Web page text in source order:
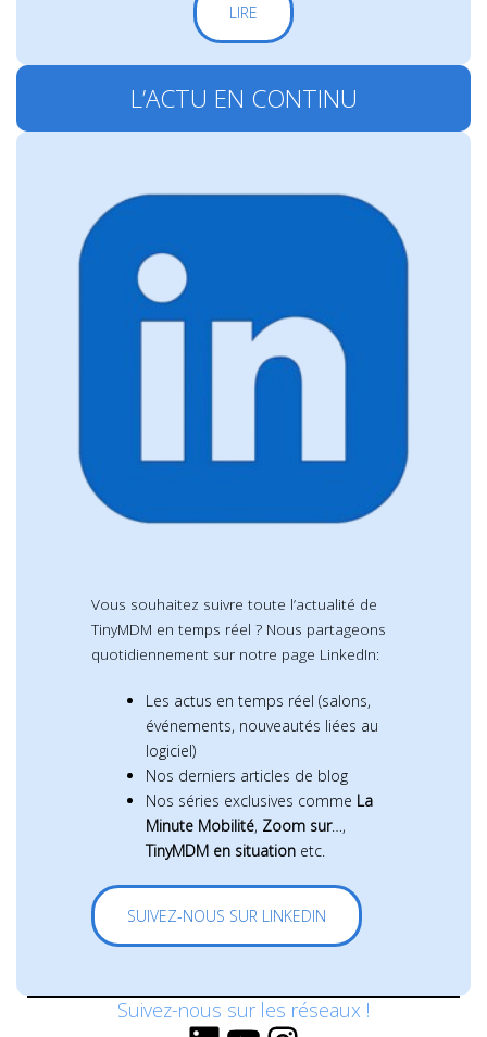
LIRE
L’ACTU EN CONTINU
Vous souhaitez suivre toute l’actualité de
TinyMDM en temps réel ? Nous partageons
quotidiennement sur notre page LinkedIn:
Les actus en temps réel (salons,
événements, nouveautés liées au
logiciel)
Nos derniers articles de blog
Nos séries exclusives comme La
Minute Mobilité, Zoom sur…,
TinyMDM en situationetc.
SUIVEZ-NOUS SUR LINKEDIN
Suivez-nous sur les réseaux !